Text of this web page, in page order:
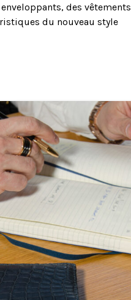
des vêtements
du nouveau style